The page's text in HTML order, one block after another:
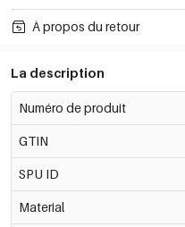
À propos du retour
La description
Numéro de produit
GTIN
SPU ID
Material